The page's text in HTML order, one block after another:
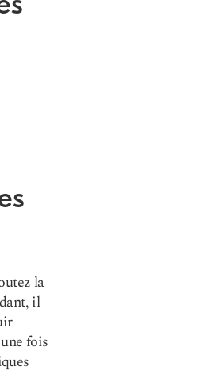
la
il
fois